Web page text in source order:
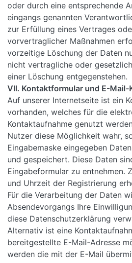
oder durch eine entsprechende
eingangs genannten
zur Erfüllung eines Vertrages
vorvertraglicher Maßnahmen
vorzeitige Löschung der Daten
nicht vertragliche oder
einer Löschung entgegenstehen.
VII. Kontaktformular und E-Mail-
Auf unserer Internetseite ist ein
vorhanden, welches für die
Kontaktaufnahme genutzt
Nutzer diese Möglichkeit wahr,
Eingabemaske eingegeben
und gespeichert. Diese Daten
Eingabeformular zu entnehmen.
und Uhrzeit der Registrierung
Für die Verarbeitung der Daten
Absendevorgangs Ihre
diese Datenschutzerklärung
Alternativ ist eine
bereitgestellte E-Mail-Adresse
werden die mit der E-Mail